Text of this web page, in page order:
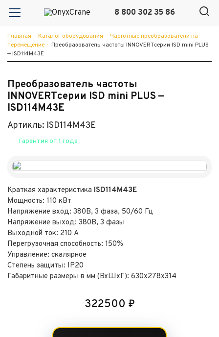
8 800 302 35 86
Главная - Каталог оборудования - Частотные преобразователи на
перемещение - Преобразователь частоты INNOVERTсерии ISD mini PLUS
— ISD114M43E
Преобразователь частоты
INNOVERTсерии ISD mini PLUS —
ISD114M43E
Артикль: ISD114M43E
Гарантия от 1 года
Краткая характеристика ISD114M43E
Мощность: 110 кВт
Напряжение вход: 380В, 3 фаза, 50/60 Гц
Напряжение выход: 380В, 3 фазы
Выходной ток: 210 А
Перегрузочная способность: 150%
Управление: скалярное
Степень защиты: IP20
Габаритные размеры в мм (ВхШхГ): 630х278х314
322500 ₽